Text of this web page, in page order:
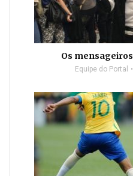
Os
Equipe do Portal